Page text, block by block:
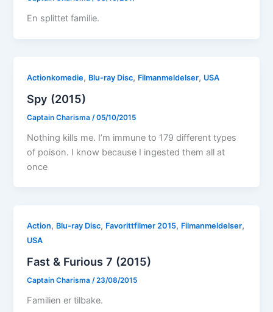
En splittet familie.
Actionkomedie, Blu-ray Disc, Filmanmeldelser, USA
Spy (2015)
Captain Charisma /05/10/2015
Nothing kills me. I’m immune to 179 different types
of poison. I know because I ingested them all at
once
Action, Blu-ray Disc, Favorittfilmer 2015, Filmanmeldelser,
USA
Fast & Furious 7 (2015)
Captain Charisma/23/08/2015
Familien er tilbake.